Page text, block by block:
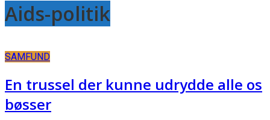
Aids-politik
SAMFUND
En trussel der kunne udrydde alle os
bøsser